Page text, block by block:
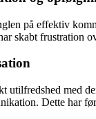
på effektiv
skabt frustration
utilfredshed med
Dette har